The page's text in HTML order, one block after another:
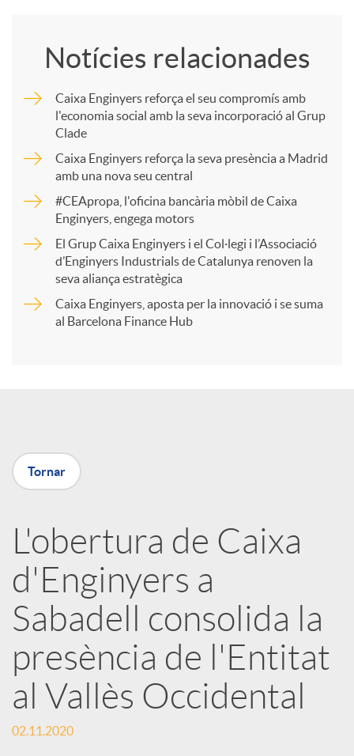
s
r
X
a
r
x
e
s
Notícies relacionades
Caixa Enginyers reforça el seu compromís amb
l'economia social amb la seva incorporació al Grup
Clade
Caixa Enginyers reforça la seva presència a Madrid
amb una nova seu central
#CEApropa, l'oficina bancària mòbil de Caixa
Enginyers, engega motors
El Grup Caixa Enginyers i el Col·legi i l’Associació
d’Enginyers Industrials de Catalunya renoven la
seva aliança estratègica
Caixa Enginyers, aposta per la innovació i se suma
al Barcelona Finance Hub
Tornar
L'obertura de Caixa
d'Enginyers a
Sabadell consolida la
presència de l'Entitat
al Vallès Occidental
02.11.2020